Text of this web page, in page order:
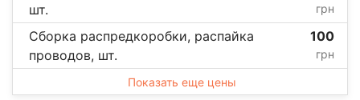
шт. грн
Сборка распредкоробки, распайка
проводов, шт.
100
грн
Показать еще цены